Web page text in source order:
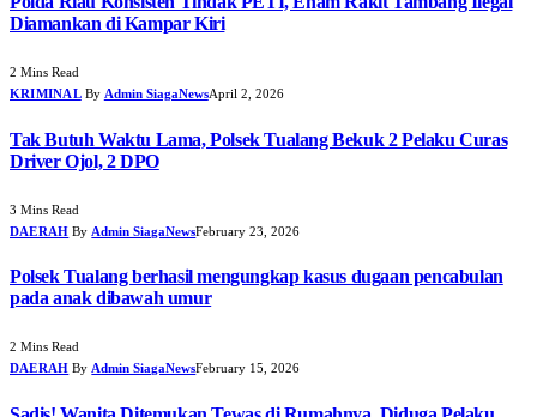
Diamankan di Kampar Kiri
2 Mins Read
KRIMINAL By Admin SiagaNewsApril 2, 2026
Tak Butuh Waktu Lama, Polsek Tualang Bekuk 2 Pelaku Curas
Driver Ojol, 2 DPO
3 Mins Read
DAERAH By Admin SiagaNewsFebruary 23, 2026
Polsek Tualang berhasil mengungkap kasus dugaan pencabulan
pada anak dibawah umur
2 Mins Read
DAERAH By Admin SiagaNewsFebruary 15, 2026